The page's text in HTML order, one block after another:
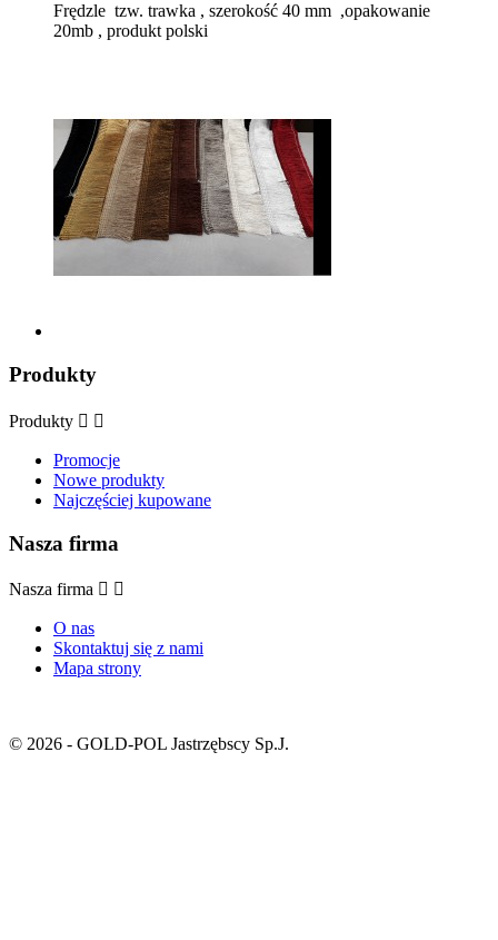
Frędzle tzw. trawka , szerokość 40 mm ,opakowanie
20mb , produkt polski
Produkty
Produkty  
Promocje
Nowe produkty
Najczęściej kupowane
Nasza firma
Nasza firma  
O nas
Skontaktuj się z nami
Mapa strony
© 2026 - GOLD-POL Jastrzębscy Sp.J.